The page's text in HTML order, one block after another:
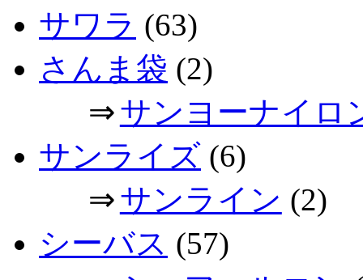
サワラ (63)
さんま袋 (2)
⇒サンヨーナイロ
サンライズ (6)
⇒サンライン (2)
シーバス (57)